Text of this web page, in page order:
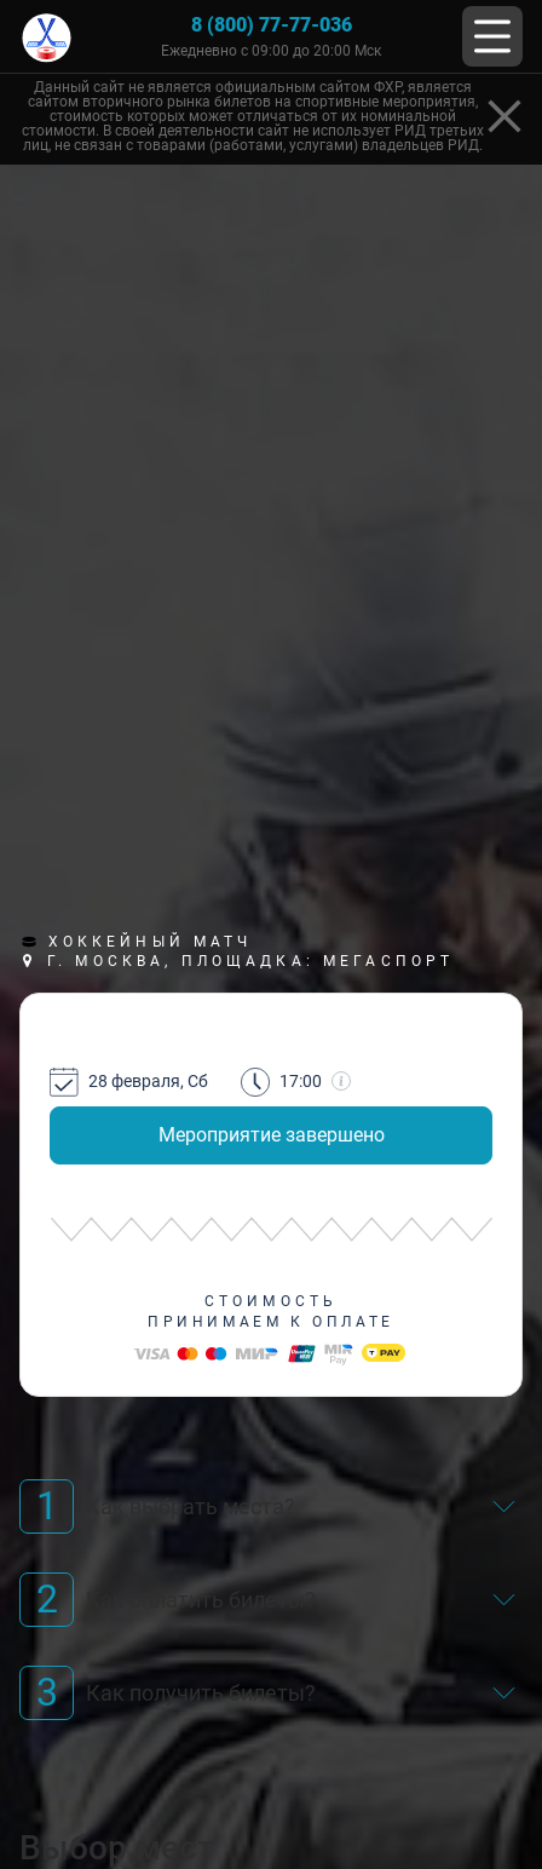
8 (800) 77-77-036
Ежедневно с 09:00 до 20:00 Мск
Данный сайт не является официальным сайтом ФХР, является
сайтом вторичного рынка билетов на спортивные мероприятия,
стоимость которых может отличаться от их номинальной
стоимости. В своей деятельности сайт не использует РИД третьих
лиц, не связан с товарами (работами, услугами) владельцев РИД.
ХОККЕЙНЫЙ МАТЧ
Г. МОСКВА, ПЛОЩАДКА: МЕГАСПОРТ
Мероприятие завершено
28 февраля, Сб 17:00
СТОИМОСТЬ
ПРИНИМАЕМ К ОПЛАТЕ
1 Как выбрать места?
2 Как оплатить билеты?
3 Как получить билеты?
Выбор мест